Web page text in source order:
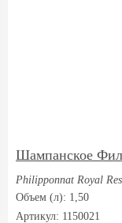
Шампанское
Philipponnat Royal
Объем (л): 1,50
Артикул: 1150021